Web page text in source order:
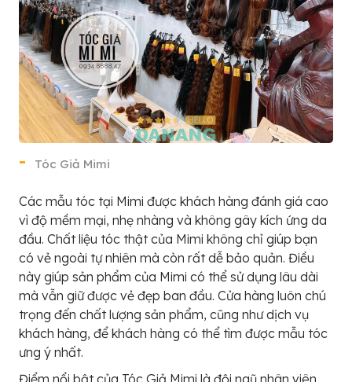
Tóc Giả Mimi
Các mẫu tóc tại Mimi được khách hàng đánh giá cao
vì độ mềm mại, nhẹ nhàng và không gây kích ứng da
đầu. Chất liệu tóc thật của Mimi không chỉ giúp bạn
có vẻ ngoài tự nhiên mà còn rất dễ bảo quản. Điều
này giúp sản phẩm của Mimi có thể sử dụng lâu dài
mà vẫn giữ được vẻ đẹp ban đầu. Cửa hàng luôn chú
trọng đến chất lượng sản phẩm, cũng như dịch vụ
khách hàng, để khách hàng có thể tìm được mẫu tóc
ưng ý nhất.
Điểm nổi bật của Tóc Giả Mimi là đội ngũ nhân viên